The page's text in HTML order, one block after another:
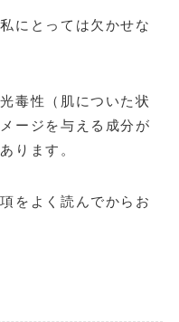
にとっては欠かせな
毒性（肌についた状
ージを与える成分が
ります。
をよく読んでからお